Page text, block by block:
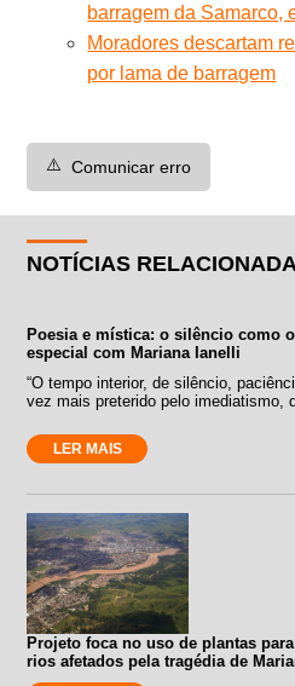
barragem da Samarco,
Moradores descartam
por lama de barragem
⚠️ Comunicar erro
NOTÍCIAS
Poesia e mística: o silêncio como
especial com Mariana Ianelli
“O tempo interior, de silêncio,
vez mais preterido pelo imediatismo,
LER MAIS
Projeto foca no uso de plantas
rios afetados pela tragédia de